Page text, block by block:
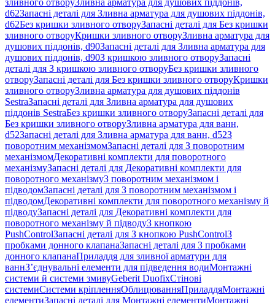
зливного отворуЗливна арматура для душових піддонів,
d62Запасні деталі для Зливна арматура для душових піддонів,
d62Без кришки зливного отворуЗапасні деталі для Без кришки
зливного отворуКришки зливного отворуЗливна арматура для
душових піддонів, d90Запасні деталі для Зливна арматура для
душових піддонів, d90З кришкою зливного отворуЗапасні
деталі для З кришкою зливного отворуБез кришки зливного
отворуЗапасні деталі для Без кришки зливного отворуКришки
зливного отворуЗливна арматура для душових піддонів
SestraЗапасні деталі для Зливна арматура для душових
піддонів SestraБез кришки зливного отворуЗапасні деталі для
Без кришки зливного отворуЗливна арматура для ванн,
d52Запасні деталі для Зливна арматура для ванн, d52З
поворотним механізмомЗапасні деталі для З поворотним
механізмомДекоративні комплекти для поворотного
механізмуЗапасні деталі для Декоративні комплекти для
поворотного механізмуЗ поворотним механізмом і
підводомЗапасні деталі для З поворотним механізмом і
підводомДекоративні комплекти для поворотного механізму й
підводуЗапасні деталі для Декоративні комплекти для
поворотного механізму й підводуЗ кнопкою
PushControlЗапасні деталі для З кнопкою PushControlЗ
пробками донного клапанаЗапасні деталі для З пробками
донного клапанаПриладдя для зливної арматури для
ваннЗ’єднувальні елементи для підведення водиМонтажні
системи й системи змивуGeberit DuofixСтінові
системиСистеми кріпленняОблицюванняПриладдяМонтажні
елементиЗапасні деталі для Монтажні елементиМонтажні